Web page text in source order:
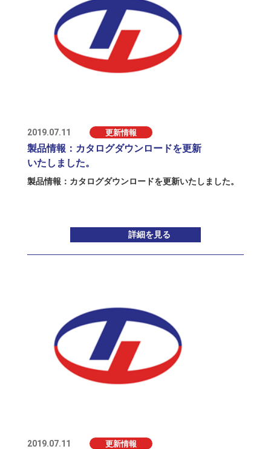
2019.07.11 更新情報
製品情報：カタログダウンロードを更新
いたしました。
製品情報： カタログダウンロードを更新いたしました。
詳細を見る
2019.07.11 更新情報